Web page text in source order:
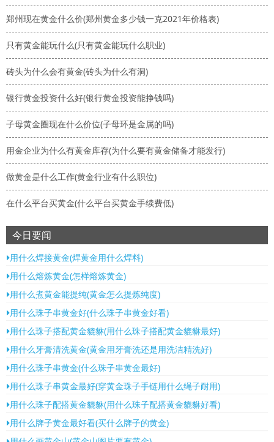
郑州现在黄金什么价(郑州黄金多少钱一克2021年价格表)
只有黄金能玩什么(只有黄金能玩什么职业)
砖头为什么会有黄金(砖头为什么有洞)
银行黄金投资什么好(银行黄金投资能挣钱吗)
子母黄金圈现在什么价位(子母环是金属的吗)
用金企业为什么有黄金库存(为什么要有黄金储备才能发行)
做黄金是什么工作(黄金行业有什么职位)
在什么平台买黄金(什么平台买黄金手续费低)
今日要闻
用什么焊接黄金(焊黄金用什么焊料)
用什么熔炼黄金(怎样熔炼黄金)
用什么煮黄金能提纯(黄金怎么提炼纯度)
用什么珠子串黄金好(什么珠子串黄金好看)
用什么珠子搭配黄金貔貅(用什么珠子搭配黄金貔貅最好)
用什么牙膏清洗黄金(黄金用牙膏洗还是用洗洁精洗好)
用什么珠子串黄金(什么珠子串黄金最好)
用什么珠子串黄金最好(穿黄金珠子手链用什么绳子耐用)
用什么珠子配搭黄金貔貅(用什么珠子配搭黄金貔貅好看)
用什么牌子黄金最好看(买什么牌子的黄金)